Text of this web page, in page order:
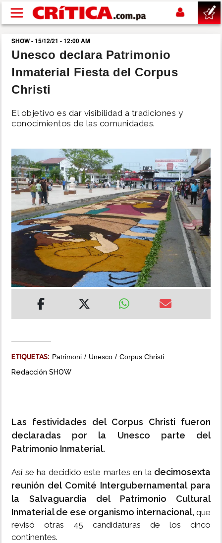
Pasar al contenido principal
buscar
SUCESOS
POLÍTICA
SHOW
DEPORTES
MUNDO
INSÓLITAS
MULTIMEDIA
SHOW - 15/12/21 - 12:00 AM
Unesco declara Patrimonio
Inmaterial Fiesta del Corpus
Christi
El objetivo es dar visibilidad a tradiciones y
conocimientos de las comunidades.
ETIQUETAS: Patrimoni Unesco Corpus Christi
Redacción SHOW
Las festividades del Corpus Christi fueron
declaradas por la Unesco parte del
Patrimonio Inmaterial.
Así se ha decidido este martes en ladecimosexta
reunión del Comité Intergubernamental para
la Salvaguardia del Patrimonio Cultural
Inmaterial de ese organismo internacional, que
revisó otras 45 candidaturas de los cinco
continentes.